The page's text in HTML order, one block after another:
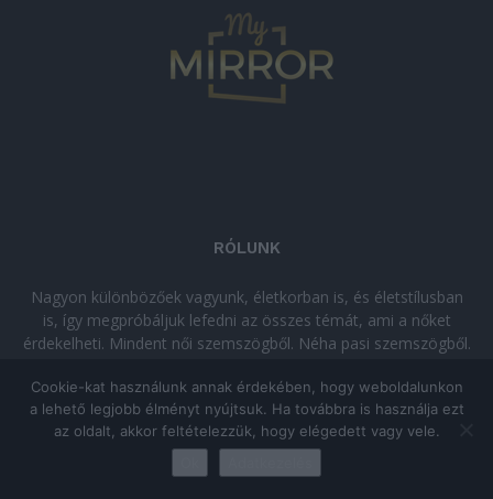
RÓLUNK
Nagyon különbözőek vagyunk, életkorban is, és életstílusban
is, így megpróbáljuk lefedni az összes témát, ami a nőket
érdekelheti. Mindent női szemszögből. Néha pasi szemszögből.
kikapcsolódásra vágysz!
© Copyright 2026 - mymirror.huADATKEZELÉSI TÁJÉKOZTATÓ
Impresszum
Cookie-kat használunk annak érdekében, hogy weboldalunkon
a lehető legjobb élményt nyújtsuk. Ha továbbra is használja ezt
az oldalt, akkor feltételezzük, hogy elégedett vagy vele.